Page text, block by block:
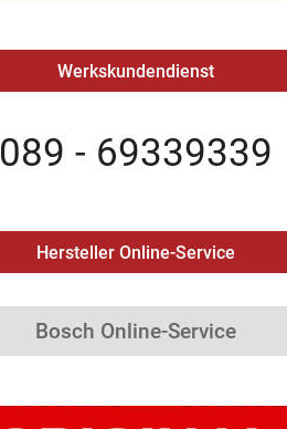
Werkskundendienst
089 - 69339339
Hersteller Online-Service
Bosch Online-Service